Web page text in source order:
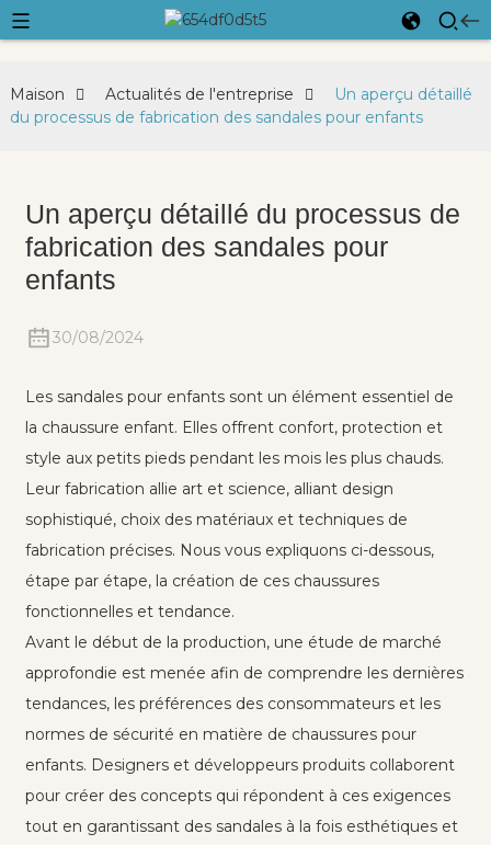
Maison Actualités de l'entreprise
Un aperçu détaillé
du processus de fabrication des sandales pour enfants
Un aperçu détaillé du processus de
fabrication des sandales pour
enfants
30/08/2024
Les sandales pour enfants sont un élément essentiel de
la chaussure enfant. Elles offrent confort, protection et
style aux petits pieds pendant les mois les plus chauds.
Leur fabrication allie art et science, alliant design
sophistiqué, choix des matériaux et techniques de
fabrication précises. Nous vous expliquons ci-dessous,
étape par étape, la création de ces chaussures
fonctionnelles et tendance.
Avant le début de la production, une étude de marché
approfondie est menée afin de comprendre les dernières
tendances, les préférences des consommateurs et les
normes de sécurité en matière de chaussures pour
enfants. Designers et développeurs produits collaborent
pour créer des concepts qui répondent à ces exigences
tout en garantissant des sandales à la fois esthétiques et